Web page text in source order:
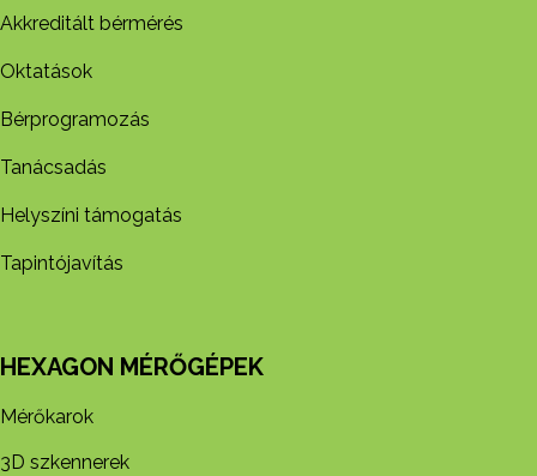
Akkreditált bérmérés
Oktatások
Bérprogramozás
Tanácsadás
Helyszíni támogatás
Tapintójavítás
HEXAGON MÉRŐGÉPEK
Mérőkarok
3D szkennerek